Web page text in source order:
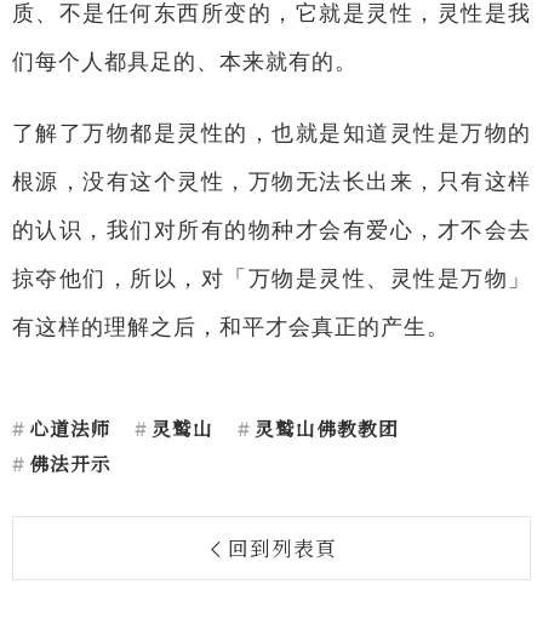
质、不是任何东西所变的，它就是灵性，灵性是我
们每个人都具足的、本来就有的。
了解了万物都是灵性的，也就是知道灵性是万物的
根源，没有这个灵性，万物无法长出来，只有这样
的认识，我们对所有的物种才会有爱心，才不会去
掠夺他们，所以，对「万物是灵性、灵性是万物」
有这样的理解之后，和平才会真正的产生。
心道法师 灵鹫山
灵鹫山佛教教团
佛法开示
回到列表頁